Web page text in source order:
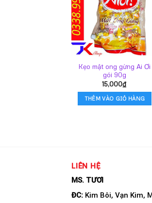
Kẹo mật ong gừng Ai Ơi
gói 90g
15,000₫
THÊM VÀO GIỎ HÀNG
LIÊN HỆ
MS. TƯƠI
ĐC: Kim Bôi, Vạn Kim,